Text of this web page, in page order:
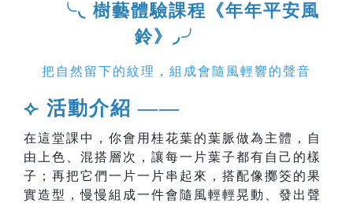
╰◟ 樹藝體驗課程《年年平安風
鈴》◞╯
把自然留下的紋理，組成會隨風輕響的聲音
⟣ 活動介紹 ——
在這堂課中，你會用桂花葉的葉脈做為主體，自
由上色、混搭層次，讓每一片葉子都有自己的樣
子；再把它們一片一片串起來，搭配像擲筊的果
實造型，慢慢組成一件會隨風輕輕晃動、發出聲